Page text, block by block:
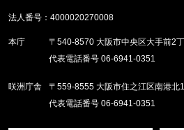
法人番号：4000020270008
本庁
〒540-8570 大阪市中央区大手前2
代表電話番号 06-6941-0351
咲洲庁舎
〒559-8555 大阪市住之江区南港北
代表電話番号 06-6941-0351